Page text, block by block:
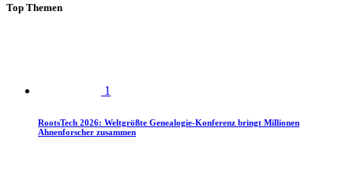
Top Themen
1
RootsTech 2026: Weltgrößte Genealogie-Konferenz bringt Millionen
Ahnenforscher zusammen